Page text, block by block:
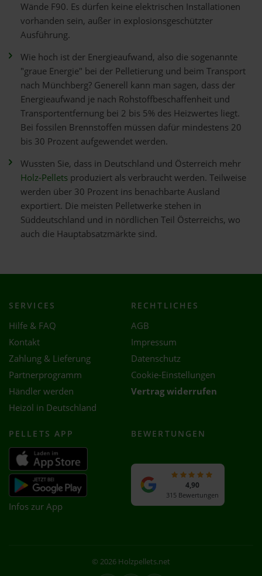
Wände F90. Es dürfen keine elektrischen Installationen
vorhanden sein, außer in explosionsgeschützter
Ausführung.
Wie hoch ist der Energieaufwand, also die sogenannte
"graue Energie" bei der Pelletierung und beim Transport
nach Münchberg? Generell kann man sagen, dass der
Energieaufwand je nach Rohstoffbeschaffenheit und
Transportentfernung bei 2 bis 5% des Heizwertes liegt.
Bei fossilen Brennstoffen müssen dafür mindestens 20
bis 30 Prozent aufgewendet werden.
Wussten Sie, dass in Deutschland und Österreich mehr
Holz-Pellets produziert als verbraucht werden. Teilweise
werden über 30 Prozent ins benachbarte Ausland
exportiert. Die meisten Pelletwerke stehen in
Süddeutschland und in nördlichen Teil Österreichs, wo
auch die Hauptabsatzmärkte sind.
SERVICES
Hilfe & FAQ
Kontakt
Zahlung & Lieferung
Partnerprogramm
Händler werden
Heizöl in Deutschland
RECHTLICHES
AGB
Impressum
Datenschutz
Cookie-Einstellungen
Vertrag widerrufen
PELLETS APP
Infos zur App
BEWERTUNGEN
4,90
315 Bewertungen
© 2026 Holzpellets.net